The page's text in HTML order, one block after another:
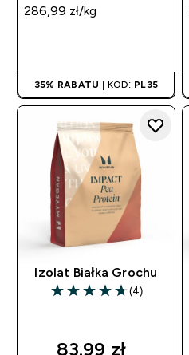
286,99 zł‎/kg
35% RABATU | KOD: PL35
Izolat Białka Grochu
4.75 out of 5 stars
(4)
83.99 zł‎